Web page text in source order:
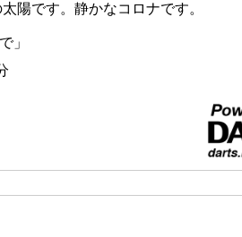
陽です。静かなコロナです。
」